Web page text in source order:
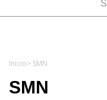
Inicio> SMN
SMN